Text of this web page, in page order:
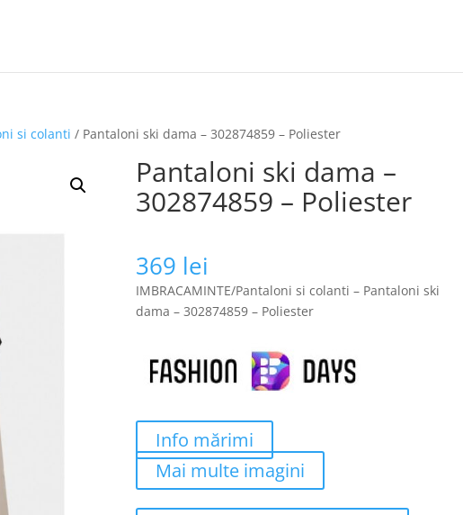
si colanti / Pantaloni ski dama – 302874859 – Poliester
Pantaloni ski dama –
302874859 – Poliester
369 lei
IMBRACAMINTE/Pantaloni si colanti – Pantaloni ski
dama – 302874859 – Poliester
Info mărimi
Mai multe imagini